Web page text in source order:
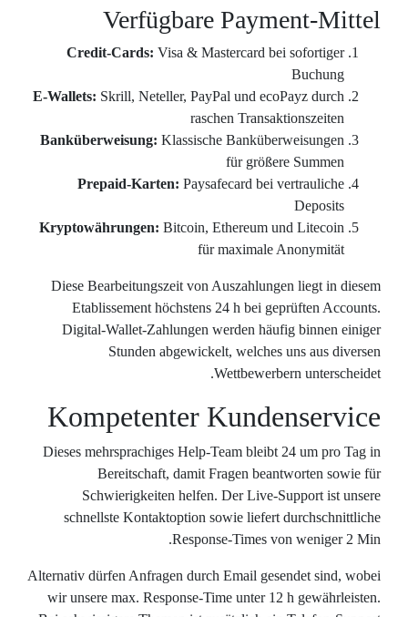
E-Wallets:
Diese
Digital-
Dieses
Alternativ
wir unsere